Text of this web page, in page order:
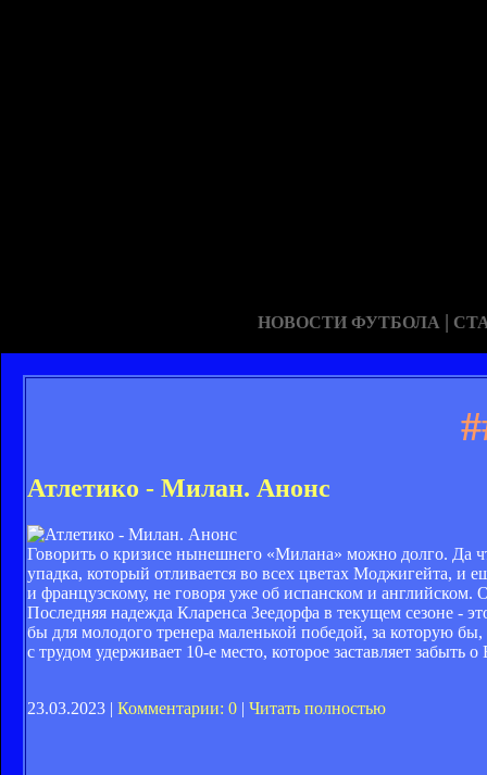
НОВОСТИ ФУТБОЛА |
Атлетико - Милан. Анонс
Говорить о кризисе нынешнего «Милана» можно долго. Да
упадка, который отливается во всех цветах Моджигейта, и
и французскому, не говоря уже об испанском и
Последняя надежда Кларенса Зеедорфа в текущем сезоне -
бы для молодого тренера маленькой победой, за которую
с трудом удерживает 10-е место, которое заставляет забыть
23.03.2023 | Комментарии: 0 | Читать полностью